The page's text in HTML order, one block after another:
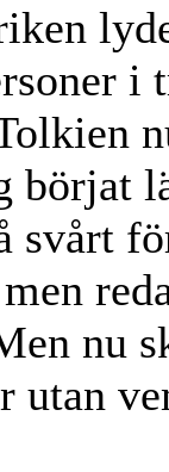
i
börjat
svårt
nu
utan